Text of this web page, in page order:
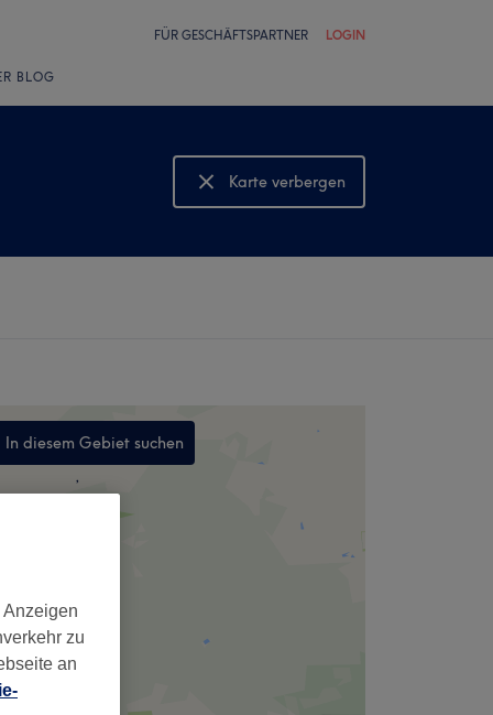
FÜR GESCHÄFTSPARTNER LOGIN
BLOG
Karte verbergen
Karte anzeigen
In diesem Gebiet suchen
,
zu
an